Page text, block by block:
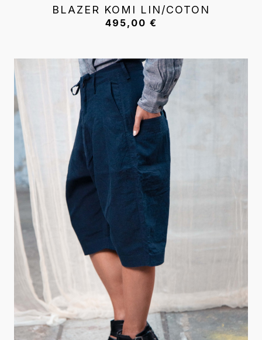
BLAZER KOMI LIN/COTON
495,00 €